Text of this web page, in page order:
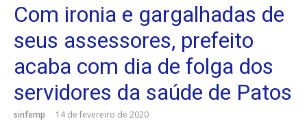
Com ironia e gargalhadas de
seus assessores, prefeito
acaba com dia de folga dos
servidores da saúde de Patos
sinfemp 14 de fevereiro de 2020